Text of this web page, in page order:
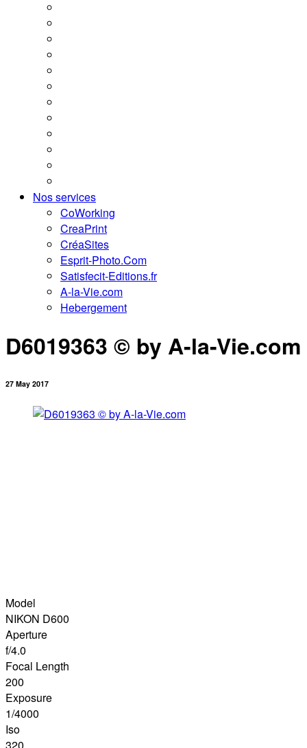
Nos services
CoWorking
CreaPrint
CréaSites
Esprit-Photo.Com
Satisfecit-Editions.fr
A-la-Vie.com
Hebergement
D6019363 © by A-la-Vie.com
27 May 2017
Model
NIKON D600
Aperture
f/4.0
Focal Length
200
Exposure
1/4000
Iso
320